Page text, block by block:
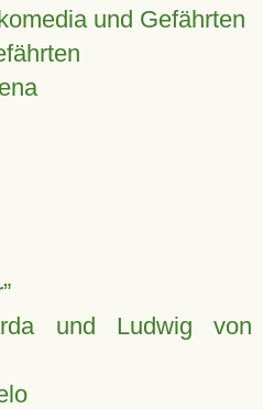
und Gefährten
und Ludwig von